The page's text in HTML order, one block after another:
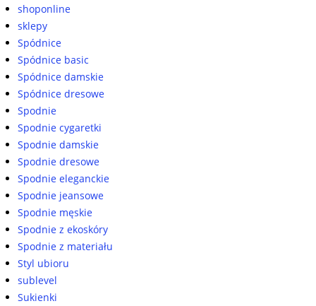
shoponline
sklepy
Spódnice
Spódnice basic
Spódnice damskie
Spódnice dresowe
Spodnie
Spodnie cygaretki
Spodnie damskie
Spodnie dresowe
Spodnie eleganckie
Spodnie jeansowe
Spodnie męskie
Spodnie z ekoskóry
Spodnie z materiału
Styl ubioru
sublevel
Sukienki